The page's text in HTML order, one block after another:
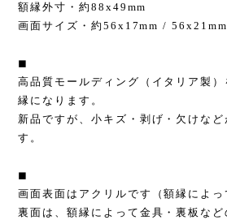
額縁外寸・約88x49mm
画面サイズ・約56x17mm / 56x21mm
◼︎
高品質モールディング（イタリア製
縁になります。
新品ですが、小キズ・剥げ・欠けなど
す。
◼︎
画面表面はアクリルです（額縁によっ
裏面は、額縁によって金具・裏板など